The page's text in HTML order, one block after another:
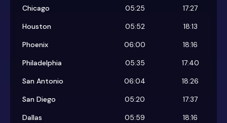
Chicago
05:25
17:27
Houston
05:52
18:13
Phoenix
06:00
18:16
Philadelphia
05:35
17:40
San Antonio
06:04
18:26
San Diego
05:20
17:37
Dallas
05:59
18:16